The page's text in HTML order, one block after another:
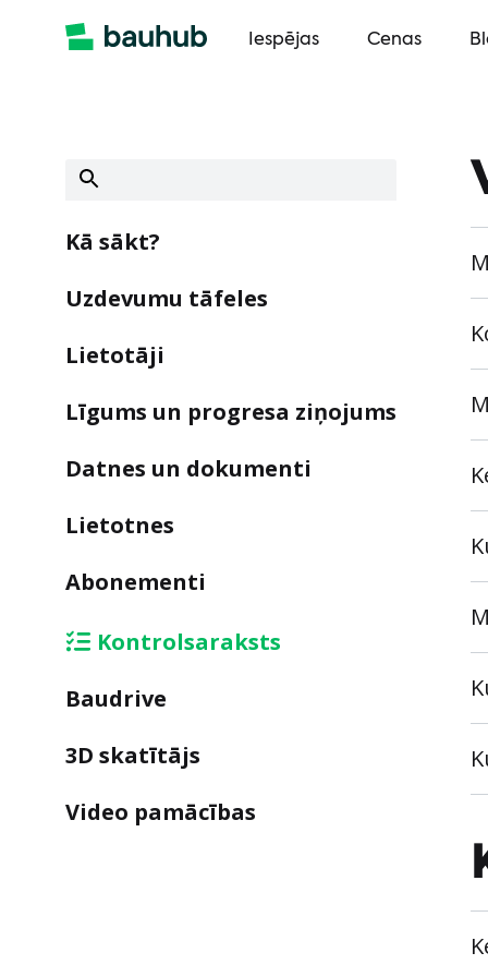
Iespējas Cenas
Kā sākt?
Uzdevumu tāfeles
Lietotāji
Līgums un progresa ziņojums
Datnes un dokumenti
Lietotnes
Abonementi
Kontrolsaraksts
Baudrive
3D skatītājs
Video pamācības